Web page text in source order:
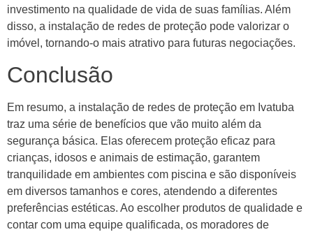
investimento na qualidade de vida de suas famílias. Além
disso, a instalação de redes de proteção pode valorizar o
imóvel, tornando-o mais atrativo para futuras negociações.
Conclusão
Em resumo, a instalação de redes de proteção em Ivatuba
traz uma série de benefícios que vão muito além da
segurança básica. Elas oferecem proteção eficaz para
crianças, idosos e animais de estimação, garantem
tranquilidade em ambientes com piscina e são disponíveis
em diversos tamanhos e cores, atendendo a diferentes
preferências estéticas. Ao escolher produtos de qualidade e
contar com uma equipe qualificada, os moradores de